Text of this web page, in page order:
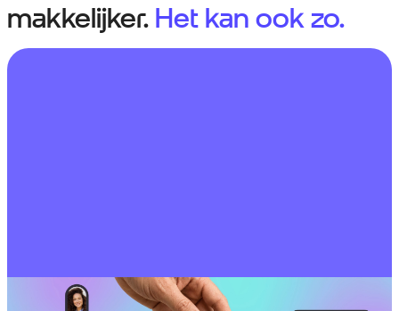
makkelijker. Het kan ook zo.